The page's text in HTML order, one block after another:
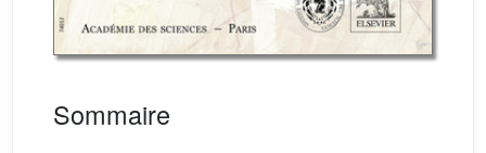
Sommaire